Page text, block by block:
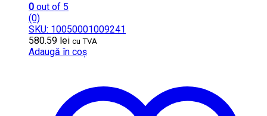
0 out of 5
(0)
SKU: 10050001009241
580.59 lei cu TVA
Adaugă în coș